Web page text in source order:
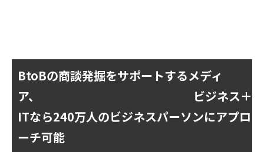
アンケート調査がしたい
媒体資料ダウンロード
企画資料ダウンロード
BtoBの商談発掘をサポートするメディ
ア、
ビジネス＋
ITなら240万人のビジネスパーソンにアプロ
ーチ可能